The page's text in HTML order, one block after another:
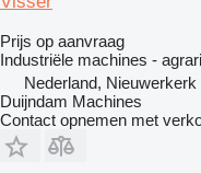
Prijs op aanvraag
Industriële machines -
Nederland,
Duijndam Machines
Contact opnemen met